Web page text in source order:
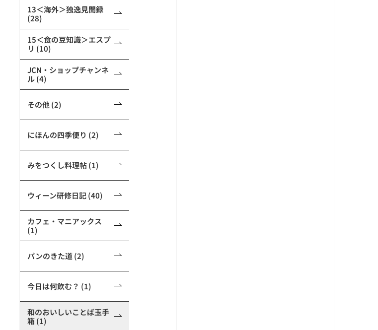
13＜海外＞独逸見聞録
(28)
15＜食の豆知識＞エスプ
リ (10)
JCN・ショップチャンネ
ル (4)
その他 (2)
にほんの四季便り (2)
みをつくし料理帖 (1)
ウィーン研修日記 (40)
カフェ・マニアックス
(1)
パンのきた道 (2)
今日は何飲む？ (1)
和のおいしいことば玉手
箱 (1)